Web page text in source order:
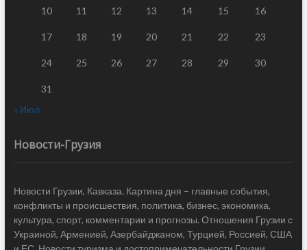
10 11 12 13 14 15 16
17 18 19 20 21 22 23
24 25 26 27 28 29 30
31
« Июл
Новости-Грузия
Новости Грузии, Кавказа. Картина дня – главные события,
конфликты и происшествия, политика, бизнес, экономика,
культура, спорт, комментарии и прогнозы. Отношения Грузии с
Украиной, Арменией, Азербайджаном, Турцией, Россией, США